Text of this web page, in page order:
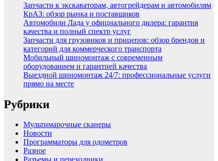
Запчасти к экскаваторам, автогрейдерам и автомобилям
КрАЗ: обзор рынка и поставщиков
Автомобили Лада у официального дилера: гарантия
качества и полный спектр услуг
Запчасти для грузовиков и прицепов: обзор брендов и
категорий для коммерческого транспорта
Мобильный шиномонтаж с современным
оборудованием и гарантией качества
Выездной шиномонтаж 24/7: профессиональные услуги
прямо на месте
Рубрики
Мультимарочные сканеры
Новости
Программаторы для одометров
Разное